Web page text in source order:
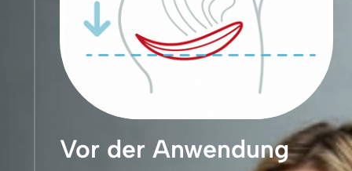
Vor der Anwendung